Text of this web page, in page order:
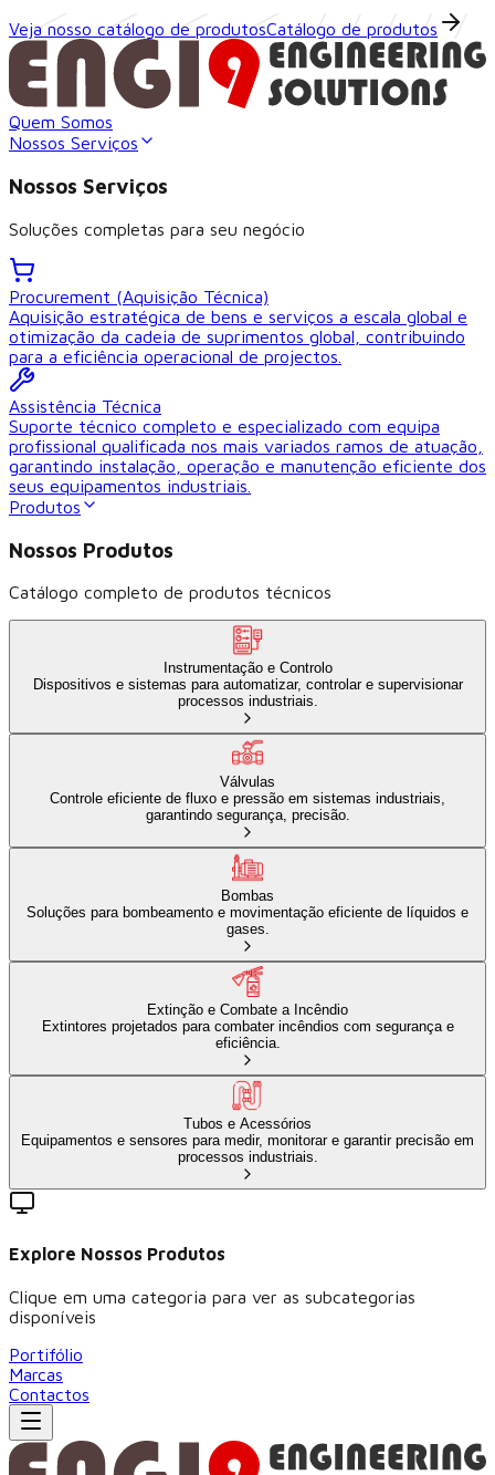
Veja nosso catálogo de produtosCatálogo de produtos
Quem Somos
Nossos Serviços
Nossos Serviços
Soluções completas para seu negócio
Procurement (Aquisição Técnica)
Aquisição estratégica de bens e serviços a escala global e
otimização da cadeia de suprimentos global, contribuindo
para a eficiência operacional de projectos.
Assistência Técnica
Suporte técnico completo e especializado com equipa
profissional qualificada nos mais variados ramos de atuação,
garantindo instalação, operação e manutenção eficiente dos
seus equipamentos industriais.
Produtos
Nossos Produtos
Catálogo completo de produtos técnicos
Instrumentação e Controlo
Dispositivos e sistemas para automatizar, controlar e supervisionar
processos industriais.
Válvulas
Controle eficiente de fluxo e pressão em sistemas industriais,
garantindo segurança, precisão.
Bombas
Soluções para bombeamento e movimentação eficiente de líquidos e
gases.
Extinção e Combate a Incêndio
Extintores projetados para combater incêndios com segurança e
eficiência.
Tubos e Acessórios
Equipamentos e sensores para medir, monitorar e garantir precisão em
processos industriais.
Explore Nossos Produtos
Clique em uma categoria para ver as subcategorias
disponíveis
Portifólio
Marcas
Contactos